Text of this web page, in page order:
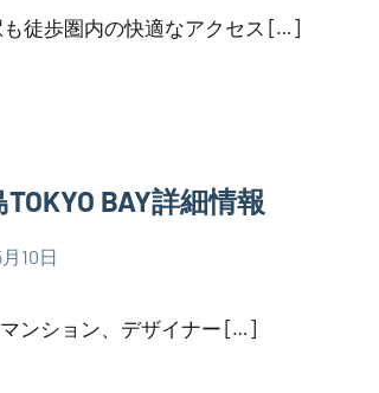
も徒歩圏内の快適なアクセス […]
BAY詳細情報
10日
ンション、デザイナー […]